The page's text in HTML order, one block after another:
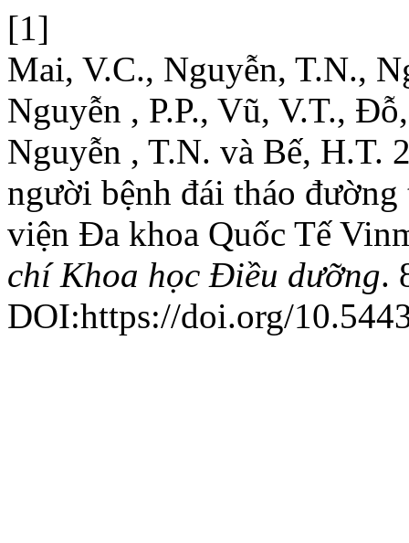
[1]
Mai, V.C., Nguyễn, T.N.,
Nguyễn , P.P., Vũ, V.T.,
Nguyễn , T.N. và Bế, H.T.
người bệnh đái tháo
viện Đa khoa Quốc Tế
chí Khoa học Điều dưỡng.
DOI:https://doi.org/